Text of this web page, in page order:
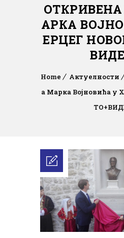
АРКА
ЕРЦЕГ
Home Актуелности
а Марка Војновића у